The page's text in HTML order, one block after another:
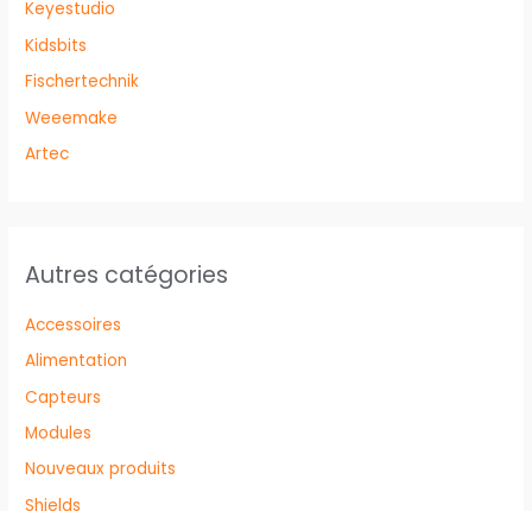
Keyestudio
Kidsbits
Fischertechnik
Weeemake
Artec
Autres catégories
Accessoires
Alimentation
Capteurs
Modules
Nouveaux produits
Shields